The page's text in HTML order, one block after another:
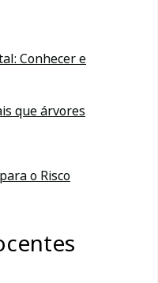
Conhecer e
que árvores
o Risco